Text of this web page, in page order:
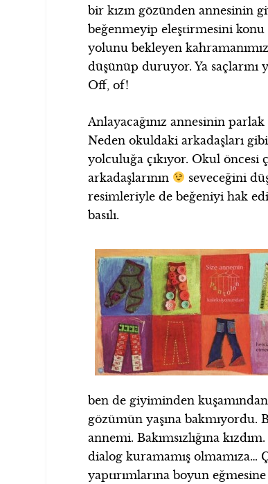
bir kızın gözünden annesinin
beğenmeyip eleştirmesini konu
yolunu bekleyen
düşünüp duruyor. Ya saçlarını
Off, of!
Anlayacağınız annesinin
Neden okuldaki arkadaşları
yolculuğa çıkıyor. Okul öncesi
arkadaşlarının
seveceğini
resimleriyle de beğeniyi hak
basılı.
ben de giyiminden kuşamından
gözümün yaşına bakmıyordu.
annemi. Bakımsızlığına
dialog kuramamış
yaptırımlarına boyun